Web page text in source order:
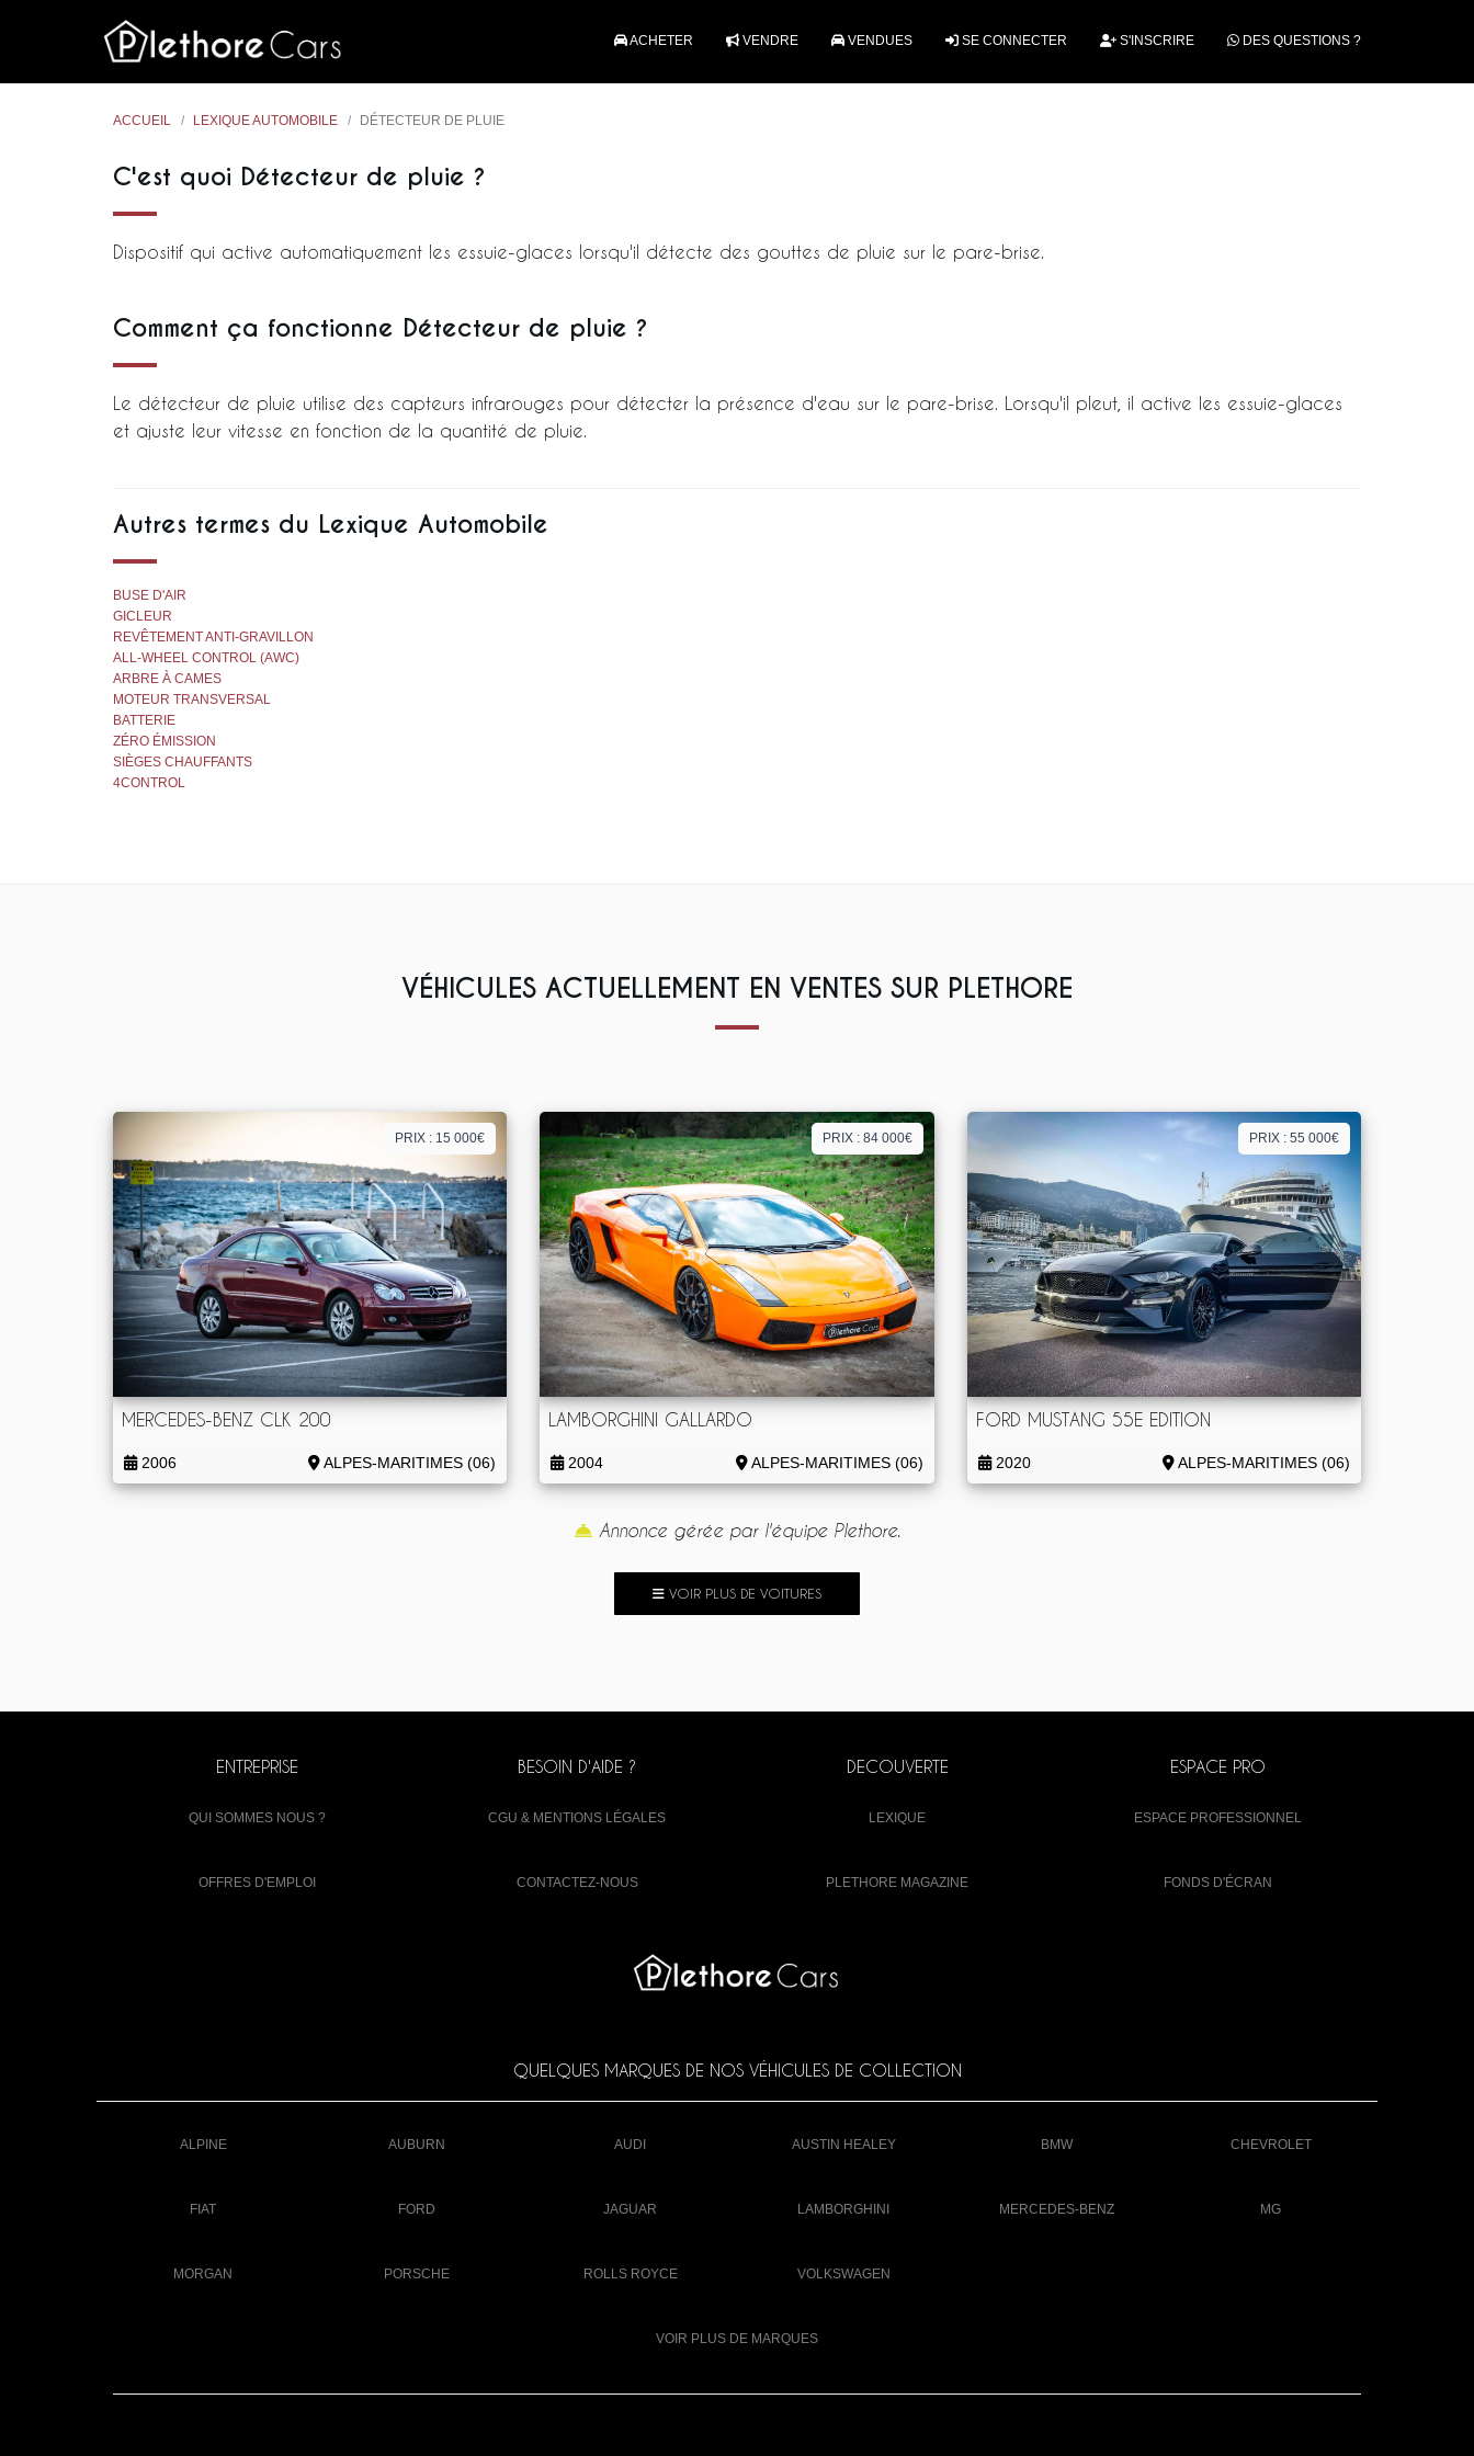
ACHETER VENDRE VENDUES SE CONNECTER S'INSCRIRE DES QUESTIONS ?
ACCUEIL LEXIQUE AUTOMOBILE DÉTECTEUR DE PLUIE
C'est quoi Détecteur de pluie ?
Dispositif qui active automatiquement les essuie-glaces lorsqu'il détecte des gouttes de pluie sur le pare-brise.
Comment ça fonctionne Détecteur de pluie ?
Le détecteur de pluie utilise des capteurs infrarouges pour détecter la présence d'eau sur le pare-brise. Lorsqu'il pleut, il active les essuie-glaces
et ajuste leur vitesse en fonction de la quantité de pluie.
Autres termes du Lexique Automobile
BUSE D'AIR
GICLEUR
REVÊTEMENT ANTI-GRAVILLON
ALL-WHEEL CONTROL (AWC)
ARBRE À CAMES
MOTEUR TRANSVERSAL
BATTERIE
ZÉRO ÉMISSION
SIÈGES CHAUFFANTS
4CONTROL
VÉHICULES ACTUELLEMENT EN VENTES SUR PLETHORE
PRIX : 15 000€
MERCEDES-BENZ CLK 200
2006 ALPES-MARITIMES (06)
PRIX : 84 000€
LAMBORGHINI GALLARDO
2004 ALPES-MARITIMES (06)
PRIX : 55 000€
FORD MUSTANG 55E EDITION
2020 ALPES-MARITIMES (06)
Annonce gérée par l'équipe Plethore.
VOIR PLUS DE VOITURES
ENTREPRISE
QUI SOMMES NOUS ?
OFFRES D'EMPLOI
BESOIN D'AIDE ?
CGU & MENTIONS LÉGALES
CONTACTEZ-NOUS
DECOUVERTE
LEXIQUE
PLETHORE MAGAZINE
ESPACE PRO
ESPACE PROFESSIONNEL
FONDS D'ÉCRAN
QUELQUES MARQUES DE NOS VÉHICULES DE COLLECTION
ALPINE AUBURN AUDI AUSTIN HEALEY BMW CHEVROLET
FIAT FORD JAGUAR LAMBORGHINI MERCEDES-BENZ MG
MORGAN PORSCHE ROLLS ROYCE VOLKSWAGEN
VOIR PLUS DE MARQUES